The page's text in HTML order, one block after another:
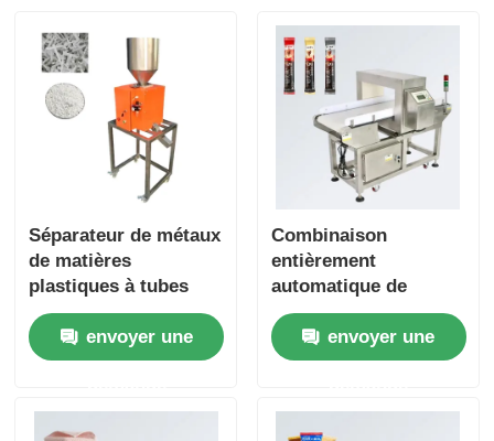
Séparateur de métaux
de matières
plastiques à tubes
multifonctionnels
pour la séparation
des granulés de
métaux alimentaires
envoyer une
Combinaison
entièrement
automatique de
peseuse-trieuse et
détecteur de métaux
pour aliments, pour
biscuits et gâteaux
envoyer une